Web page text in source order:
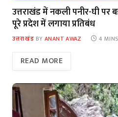
उत्तराखंड में नकली पनीर-घी पर
पूरे प्रदेश में लगाया प्रतिबंध
उत्तराखंड BY ANANT AWAZ 4
READ MORE